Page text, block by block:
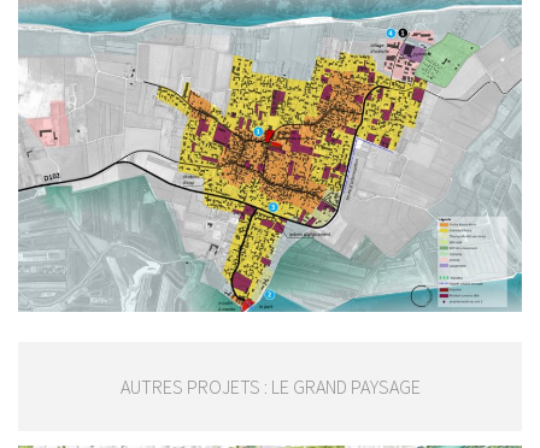
AUTRES PROJETS : LE GRAND PAYSAGE